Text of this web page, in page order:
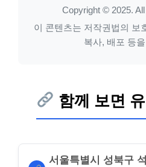
Copyright © 2025.
이 콘텐츠는 저작권법의 보
복사, 배포 등
함께 보면
서울특별시 성북구